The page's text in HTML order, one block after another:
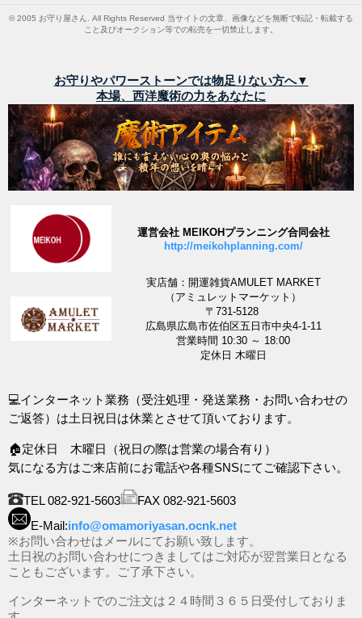
© 2005 お守り屋さん. All Rights Reserved 当サイトの文章、画像などを無断で転記・転載する
こと及びオークション等での転売を一切禁止します。
お守りやパワーストーンでは物足りない方へ▼
本場、西洋魔術の力をあなたに
運営会社 MEIKOHプランニング合同会社
http://meikohplanning.com/
実店舗：開運雑貨AMULET MARKET
（アミュレットマーケット）
〒731-5128
広島県広島市佐伯区五日市中央4-1-11
営業時間 10:30 ～ 18:00
定休日 木曜日
💻インターネット業務（受注処理・発送業務・お問い合わせの
ご返答）は土日祝日は休業とさせて頂いております。
🏠定休日 木曜日（祝日の際は営業の場合有り）
気になる方はご来店前にお電話や各種SNSにてご確認下さい。
TEL 082-921-5603
FAX 082-921-5603
E-Mail:info@omamoriyasan.ocnk.net
※お問い合わせはメールにてお願い致します。
土日祝のお問い合わせにつきましてはご対応が翌営業日となる
こともございます。ご了承下さい。
インターネットでのご注文は２４時間３６５日受付しておりま